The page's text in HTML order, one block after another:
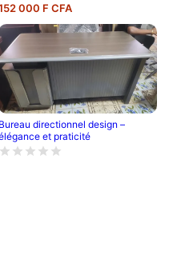
000 F CFA
Bureau directionnel design –
et praticité